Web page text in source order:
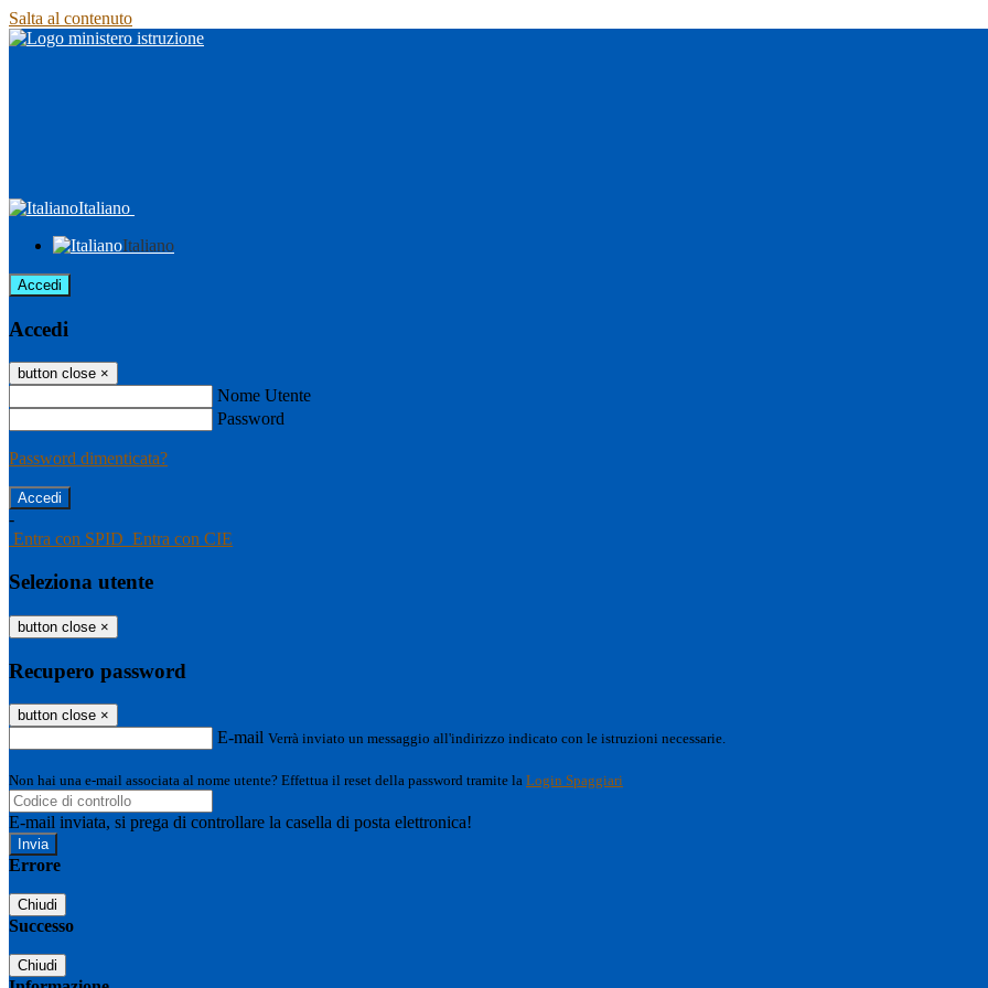
Salta al contenuto
Italiano
Italiano
Accedi
Accedi
button close ×
Nome Utente
Password
Password dimenticata?
-
Entra con SPID Entra con CIE
Seleziona utente
button close ×
Recupero password
button close ×
E-mail Verrà inviato un messaggio all'indirizzo indicato con le istruzioni necessarie.
Non hai una e-mail associata al nome utente? Effettua il reset della password tramite la Login Spaggiari
E-mail inviata, si prega di controllare la casella di posta elettronica!
Errore
Chiudi
Successo
Chiudi